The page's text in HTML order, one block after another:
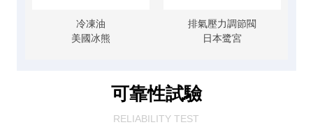
冷凍油
美國冰熊
排氣壓力調節閥
日本鹭宮
可靠性試驗
RELIABILITY TEST